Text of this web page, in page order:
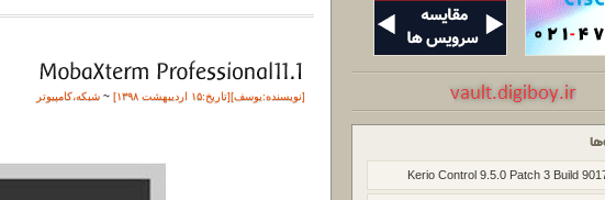
Kerio Control 9.5.0 Patch 3 Build
[نویسنده:یوسف][تاريخ:۱۵ اردیبهشت ۱۳۹۸] ~ شبکه،کامپیوتر